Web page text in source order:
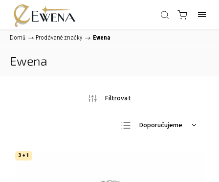
Domů / Prodávané značky / Ewena
Ewena
Doporučujeme
3 + 1